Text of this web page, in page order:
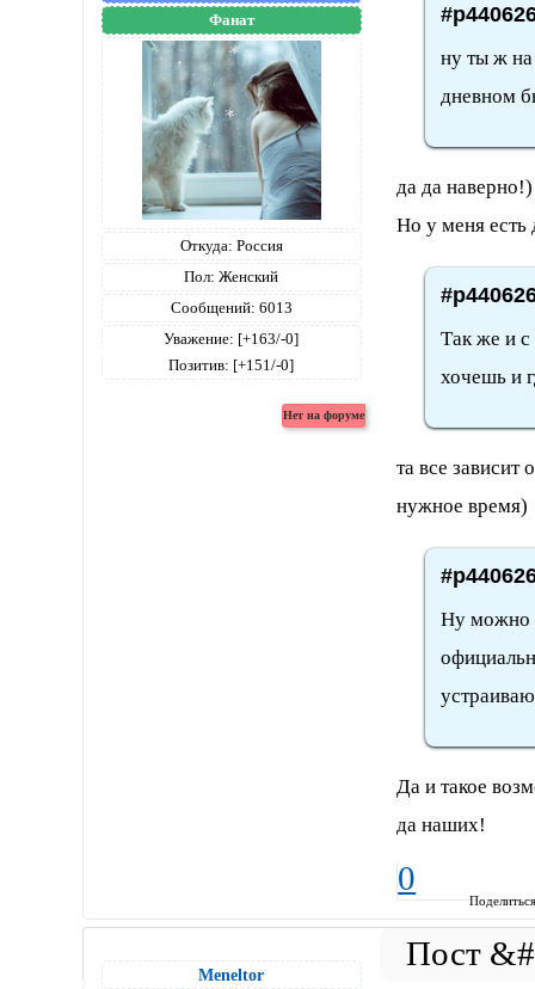
Фанат
Откуда: Россия
Пол: Женский
Сообщений: 6013
Уважение: [+163/-0]
Позитив: [+151/-0]
ну ты ж
дневном
да да наверно!)
Но у меня есть
Так же и с
хочешь и
та все
нужное время)
Ну можно
Да и такое
да наших!
0
Meneltоr